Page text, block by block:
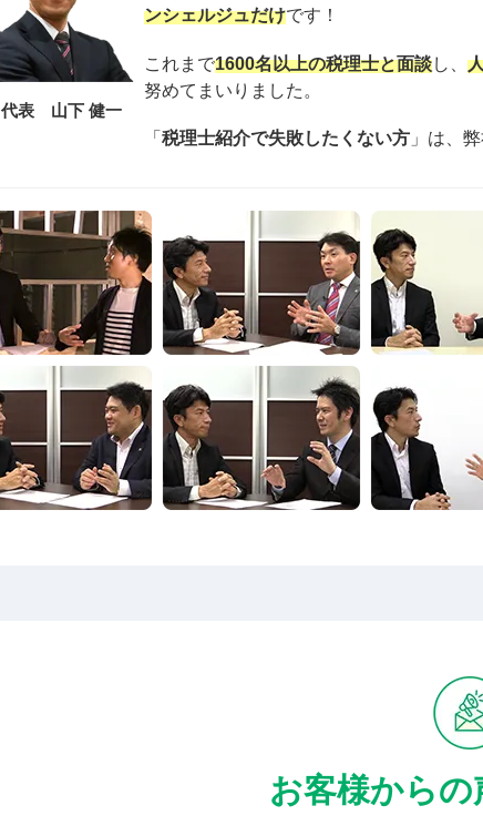
代表 山下 健一
ンシェルジュだけです！
これまで1600名以上の税理士と面談し、
努めてまいりました。
「 税理士紹介で失敗したくない方 」は、
お客様からの